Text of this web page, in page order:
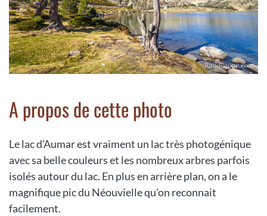
A propos de cette photo
Le lac d'Aumar est vraiment un lac très photogénique
avec sa belle couleurs et les nombreux arbres parfois
isolés autour du lac. En plus en arrière plan, on a le
magnifique pic du Néouvielle qu'on reconnait
facilement.